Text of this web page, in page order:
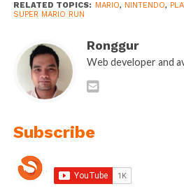
RELATED TOPICS: MARIO, NINTENDO,
SUPER MARIO RUN
Ronggur
Web developer and
Subscribe